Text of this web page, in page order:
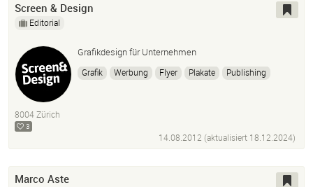
Screen & Design
Editorial
Grafikdesign für Unternehmen
Grafik Werbung Flyer Plakate
Publishing
8004 Zürich
3
14.08.2012 (aktualisiert 18.12.2024)
Marco Aste